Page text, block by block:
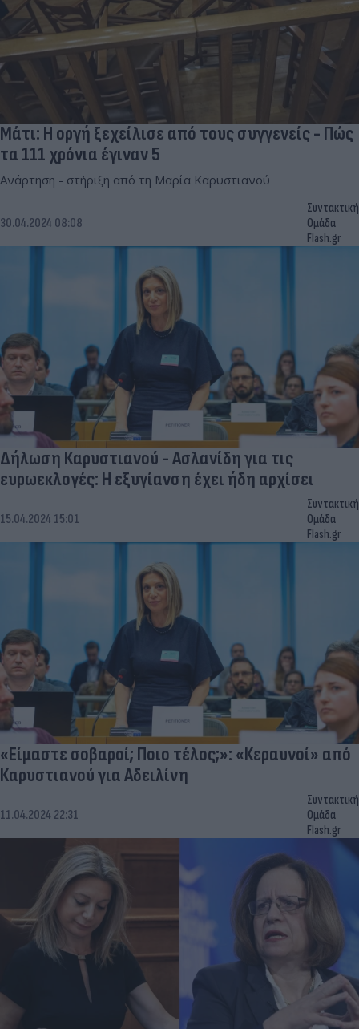
Μάτι: Η οργή ξεχείλισε από τους συγγενείς - Πώς
τα 111 χρόνια έγιναν 5
Ανάρτηση - στήριξη από τη Μαρία Καρυστιανού
30.04.2024 08:08
Συντακτική
Ομάδα
Flash.gr
Δήλωση Καρυστιανού - Ασλανίδη για τις
ευρωεκλογές: Η εξυγίανση έχει ήδη αρχίσει
15.04.2024 15:01
Συντακτική
Ομάδα
Flash.gr
«Είμαστε σοβαροί; Ποιο τέλος;»: «Κεραυνοί» από
Καρυστιανού για Αδειλίνη
11.04.2024 22:31
Συντακτική
Ομάδα
Flash.gr